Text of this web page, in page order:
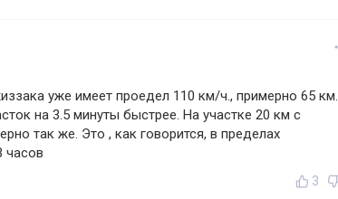
уже имеет проедел 110 км/ч., примерно 65 км.
на 3.5 минуты быстрее. На участке 20 км с
так же. Это , как говорится, в пределах
часов
3